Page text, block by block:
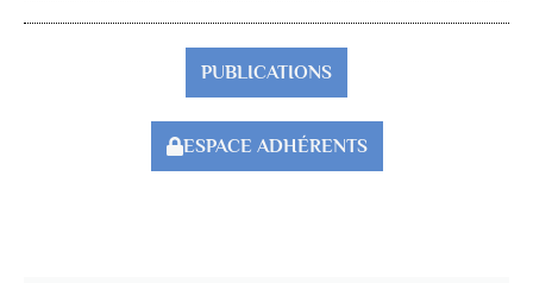
PUBLICATIONS
ESPACE ADHÉRENTS